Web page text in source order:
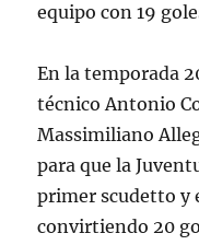
equipo con 19
En la temporada
técnico Antonio
Massimiliano
para que la
primer scudetto y
convirtiendo 20